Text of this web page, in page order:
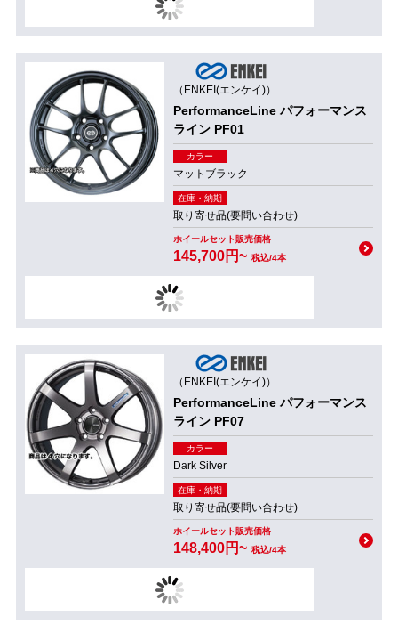
（ENKEI(エンケイ)）
PerformanceLine パフォーマンス
ライン PF01
カラー
マットブラック
在庫・納期
取り寄せ品(要問い合わせ)
ホイールセット販売価格
145,700円~ 税込/4本
（ENKEI(エンケイ)）
PerformanceLine パフォーマンス
ライン PF07
カラー
Dark Silver
在庫・納期
取り寄せ品(要問い合わせ)
ホイールセット販売価格
148,400円~ 税込/4本